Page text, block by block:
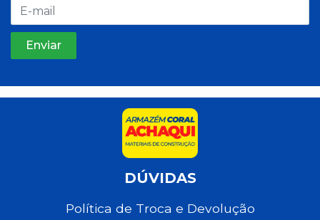
DÚVIDAS
Política de Troca e Devolução